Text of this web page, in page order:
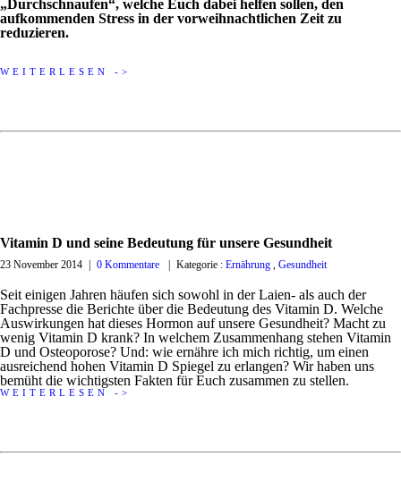
„Durchschnaufen“, welche Euch dabei helfen sollen, den
aufkommenden Stress in der vorweihnachtlichen Zeit zu
reduzieren.
WEITERLESEN ->
Vitamin D und seine Bedeutung für unsere Gesundheit
23 November 2014 0 Kommentare Kategorie : Ernährung , Gesundheit
Seit einigen Jahren häufen sich sowohl in der Laien- als auch der
Fachpresse die Berichte über die Bedeutung des Vitamin D. Welche
Auswirkungen hat dieses Hormon auf unsere Gesundheit? Macht zu
wenig Vitamin D krank? In welchem Zusammenhang stehen Vitamin
D und Osteoporose? Und: wie ernähre ich mich richtig, um einen
ausreichend hohen Vitamin D Spiegel zu erlangen? Wir haben uns
bemüht die wichtigsten Fakten für Euch zusammen zu stellen.
WEITERLESEN ->